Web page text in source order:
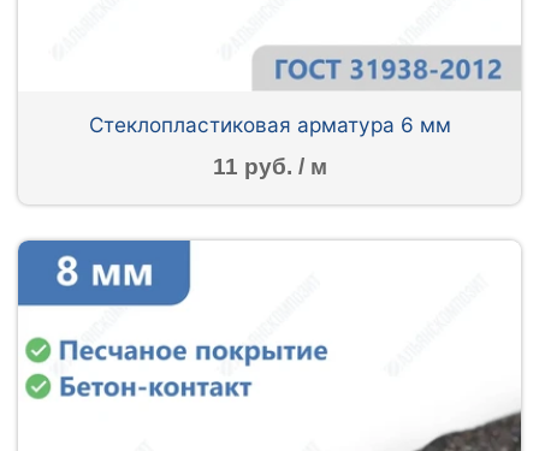
Стеклопластиковая арматура 6 мм
11 руб. / м